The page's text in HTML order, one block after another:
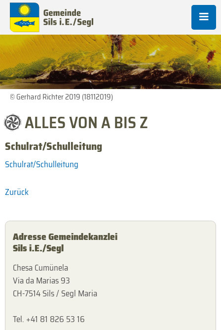
© Gerhard Richter 2019 (18112019)
ALLES VON A BIS Z
Schulrat/Schulleitung
Schulrat/Schulleitung
Zurück
Adresse Gemeindekanzlei
Sils i.E./Segl
Chesa Cumünela
Via da Marias 93
CH-7514 Sils / Segl Maria
Tel. +41 81 826 53 16